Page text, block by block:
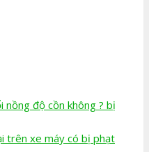
độ cồn không ? bị
trên xe máy có bị phạt